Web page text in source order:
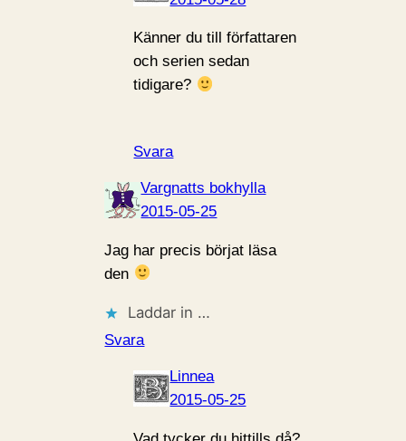
Känner du till författaren
och serien sedan
tidigare?
Svara
Vargnatts bokhylla
2015-05-25
Jag har precis börjat läsa
den
Laddar in …
Svara
Linnea
2015-05-25